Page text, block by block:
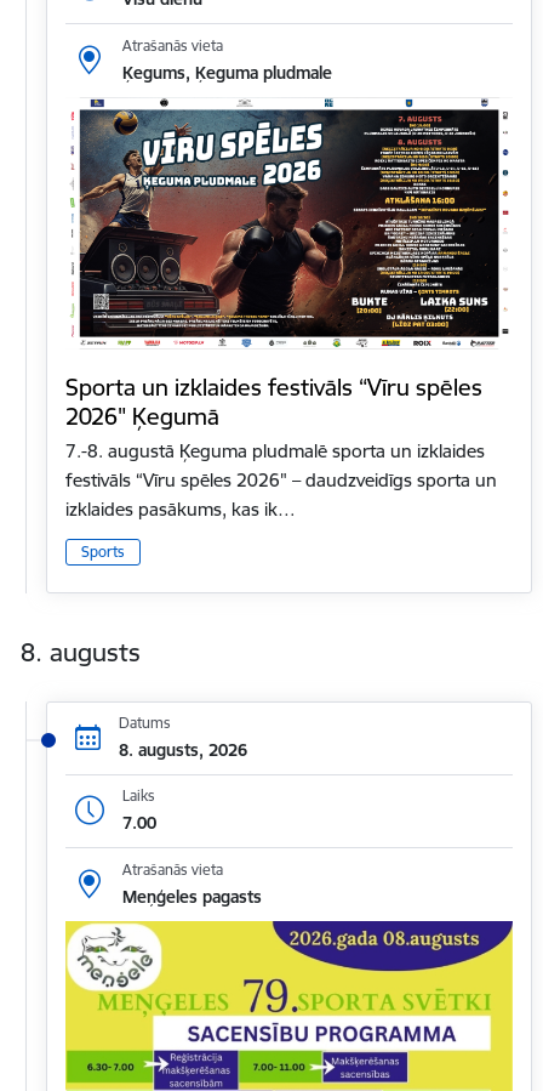
Atrašanās vieta
Ķegums, Ķeguma pludmale
Sporta un izklaides festivāls “Vīru spēles
2026" Ķegumā
7.-8. augustā Ķeguma pludmalē sporta un izklaides
festivāls “Vīru spēles 2026" – daudzveidīgs sporta un
izklaides pasākums, kas ik…
Sports
8. augusts
Datums
8. augusts, 2026
Laiks
7.00
Atrašanās vieta
Meņģeles pagasts